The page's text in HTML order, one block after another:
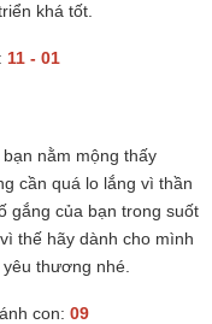
khá tốt.
11 - 01
bạn nằm mộng thấy
cần quá lo lắng vì thần
gắng của bạn trong suốt
thế hãy dành cho mình
thương nhé.
con: 09